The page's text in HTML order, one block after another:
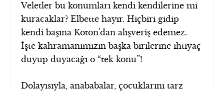
Veletler bu konumları kendi kendilerine mi
kuracaklar? Elbette hayır. Hiçbiri gidip
kendi başına Koton’dan alışveriş edemez.
İşte kahramanımızın başka birilerine ihtiyaç
duyup duyacağı o “tek konu”!
Dolayısıyla, anababalar, çocuklarını tarz